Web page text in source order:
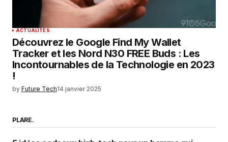
ACTUALITÉS
Découvrez le Google Find My Wallet
Tracker et les Nord N30 FREE Buds : Les
Incontournables de la Technologie en 2023
!
by Future Tech14 janvier 2025
PLARE.